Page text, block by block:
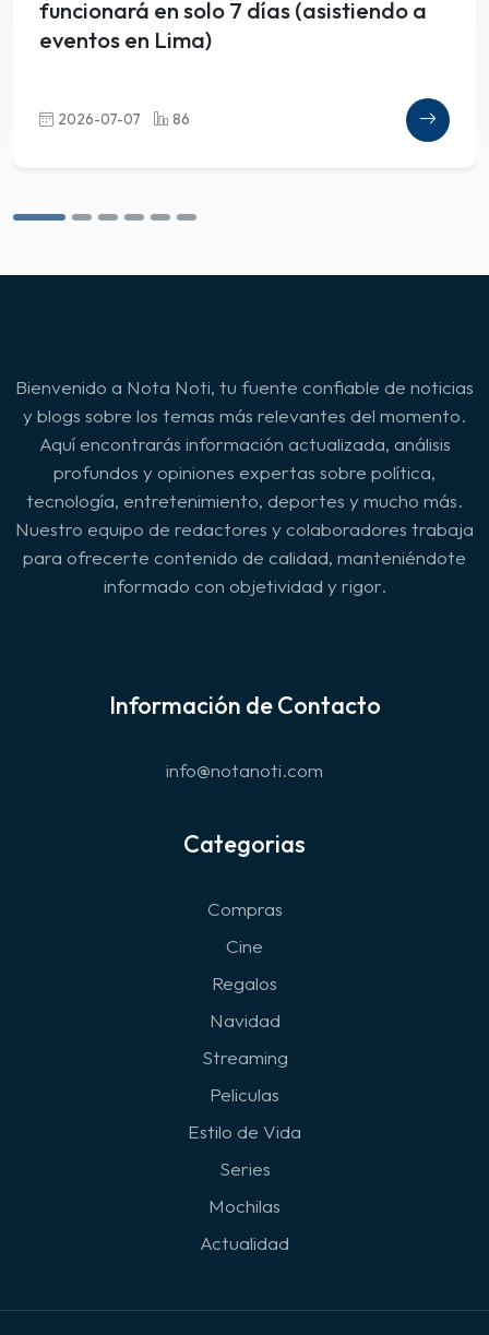
funcionará en solo 7 días (asistiendo a
eventos en Lima)
2026-07-07 86
Bienvenido a Nota Noti, tu fuente confiable de noticias
y blogs sobre los temas más relevantes del momento.
Aquí encontrarás información actualizada, análisis
profundos y opiniones expertas sobre política,
tecnología, entretenimiento, deportes y mucho más.
Nuestro equipo de redactores y colaboradores trabaja
para ofrecerte contenido de calidad, manteniéndote
informado con objetividad y rigor.
Información de Contacto
info@notanoti.com
Categorias
Compras
Cine
Regalos
Navidad
Streaming
Peliculas
Estilo de Vida
Series
Mochilas
Actualidad